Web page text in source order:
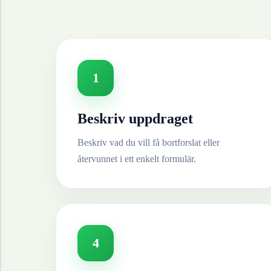
1
Beskriv uppdraget
Beskriv vad du vill få bortforslat eller
återvunnet i ett enkelt formulär.
4